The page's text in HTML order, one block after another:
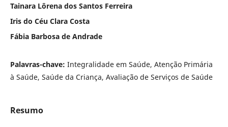
Tainara Lôrena dos Santos Ferreira
Iris do Céu Clara Costa
Fábia Barbosa de Andrade
Palavras-chave: Integralidade em Saúde, Atenção Primária
à Saúde, Saúde da Criança, Avaliação de Serviços de Saúde
Resumo